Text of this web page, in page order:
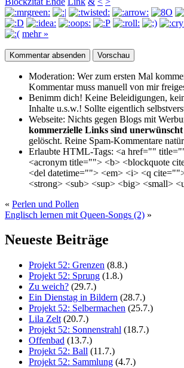
mehr »
Moderation: Wer zum ersten Mal
Kommentar muss manuell von mir
Benimm dich! Keine Beleidigungen,
Inhalte u.s.w.! Sollte eigentlich
Webseite: Nichts gegen Blogs mit
kommerzielle Links sind unerwünscht
gelöscht. Reine Spam-Kommentare
Erlaubte HTML-Tags: <a href=""
<acronym title=""> <b> <blockquote
<del datetime=""> <em> <i> <q
<strong> <sub> <sup> <big> <small>
« Perlen und Pollen
Englisch lernen mit Queen-Songs (2) »
Neueste Beiträge
Projekt 52: Grenzen (8.8.)
Projekt 52: Sprung (1.8.)
Zu weich? (29.7.)
Ein Dienstag in Bildern (28.7.)
Projekt 52: Selbermachen (25.7.)
Lila Zelt (20.7.)
Projekt 52: Sonnenstrahl (18.7.)
Offenbad (13.7.)
Projekt 52: Ball (11.7.)
Projekt 52: Sammlung (4.7.)